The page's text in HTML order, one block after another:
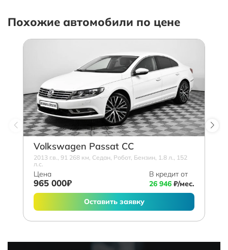
Похожие автомобили по цене
Volkswagen Passat CC
2013 г.в., 91 268 км, Седан, Робот, Бензин, 1.8 л., 152
л.с.
Цена
965 000₽
В кредит от
26 946 ₽/мес.
Оставить заявку